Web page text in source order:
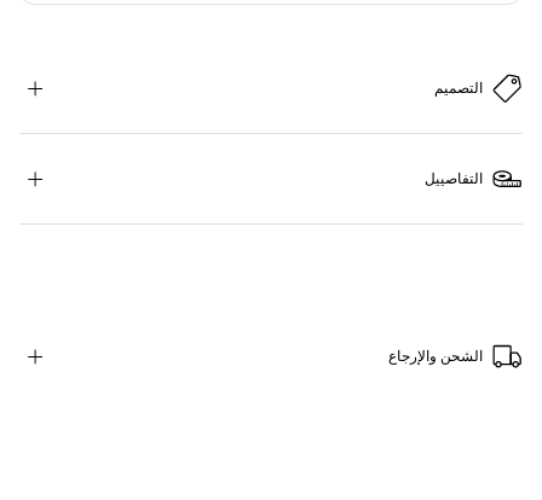
التصميم
التفاصييل
الشحن والإرجاع